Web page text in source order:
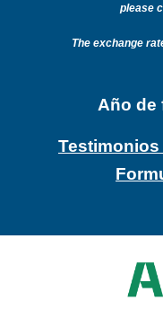
please
The exchange
Año de